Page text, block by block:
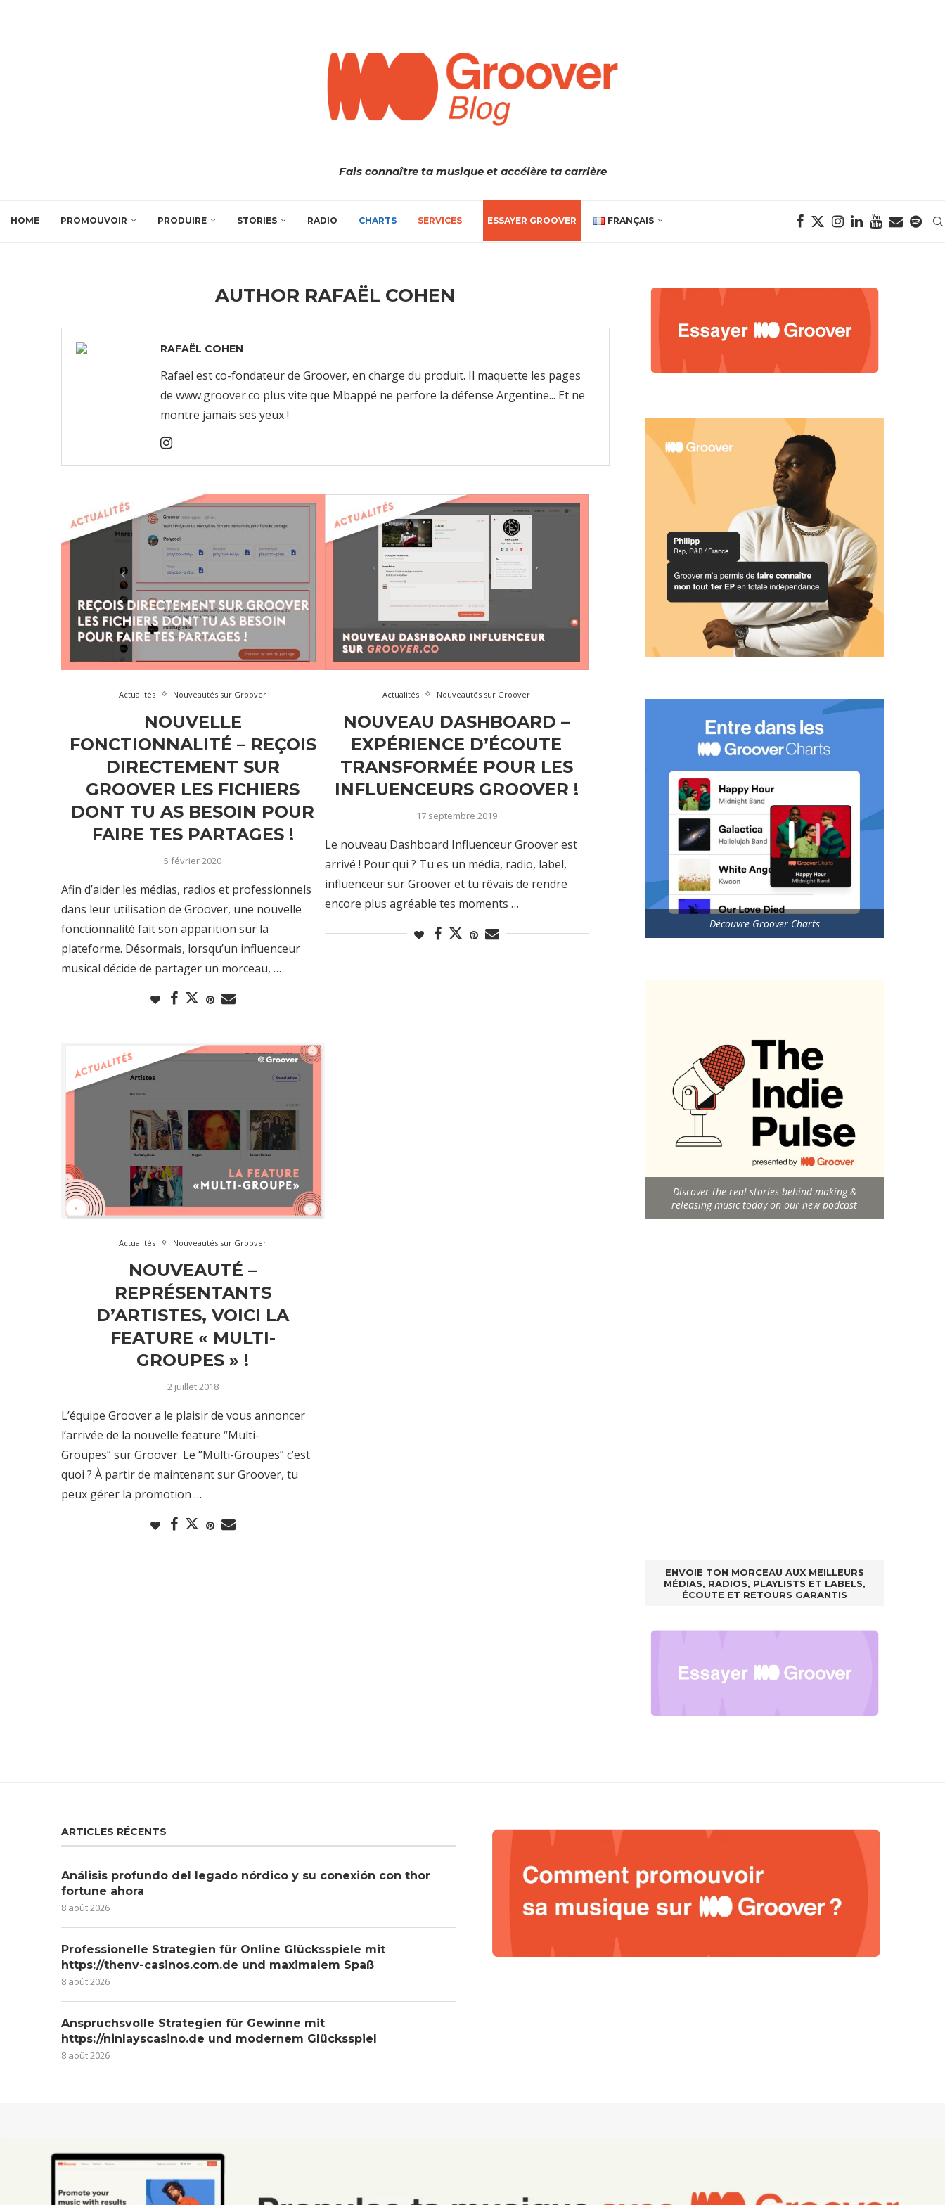
Fais connaître ta musique et accélère ta carrière
HOME PROMOUVOIR PRODUIRE STORIES RADIO CHARTS SERVICES ESSAYER GROOVER FRANÇAIS
AUTHOR RAFAËL COHEN
RAFAËL COHEN
Rafaël est co-fondateur de Groover, en charge du produit. Il maquette les pages
de www.groover.co plus vite que Mbappé ne perfore la défense Argentine... Et ne
montre jamais ses yeux !
Actualités Nouveautés sur Groover
NOUVELLE
FONCTIONNALITÉ – REÇOIS
DIRECTEMENT SUR
GROOVER LES FICHIERS
DONT TU AS BESOIN POUR
FAIRE TES PARTAGES !
5 février 2020
Afin d’aider les médias, radios et professionnels
dans leur utilisation de Groover, une nouvelle
fonctionnalité fait son apparition sur la
plateforme. Désormais, lorsqu’un influenceur
musical décide de partager un morceau, …
Actualités Nouveautés sur Groover
NOUVEAU DASHBOARD –
EXPÉRIENCE D’ÉCOUTE
TRANSFORMÉE POUR LES
INFLUENCEURS GROOVER !
17 septembre 2019
Le nouveau Dashboard Influenceur Groover est
arrivé ! Pour qui ? Tu es un média, radio, label,
influenceur sur Groover et tu rêvais de rendre
encore plus agréable tes moments …
Actualités Nouveautés sur Groover
NOUVEAUTÉ –
REPRÉSENTANTS
D’ARTISTES, VOICI LA
FEATURE « MULTI-
GROUPES » !
2 juillet 2018
L’équipe Groover a le plaisir de vous annoncer
l’arrivée de la nouvelle feature “Multi-
Groupes” sur Groover. Le “Multi-Groupes” c’est
quoi ? À partir de maintenant sur Groover, tu
peux gérer la promotion …
Découvre Groover Charts
Discover the real stories behind making &
releasing music today on our new podcast
ENVOIE TON MORCEAU AUX MEILLEURS
MÉDIAS, RADIOS, PLAYLISTS ET LABELS,
ÉCOUTE ET RETOURS GARANTIS
ARTICLES RÉCENTS
Análisis profundo del legado nórdico y su conexión con thor
fortune ahora
8 août 2026
Professionelle Strategien für Online Glücksspiele mit
https://thenv-casinos.com.de und maximalem Spaß
8 août 2026
Anspruchsvolle Strategien für Gewinne mit
https://ninlayscasino.de und modernem Glücksspiel
8 août 2026